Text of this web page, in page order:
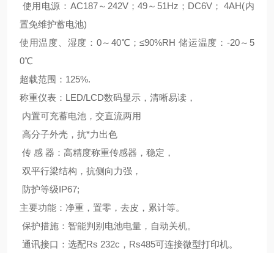
使用电源：AC187～242V；49～51Hz；DC6V； 4AH(内
置免维护蓄电池)
使用温度、湿度：0～40℃；≤90%RH 储运温度：-20～5
0℃
超载范围：125%.
称重仪表：LED/LCD数码显示，清晰易读，
内置可充蓄电池，交直流两用
高分子外壳，抗*力出色
传 感 器：高精度称重传感器，稳定，
双平行梁结构，抗侧向力强，
防护等级IP67;
主要功能：净重，置零，去皮，累计等。
保护措施：智能判别电池电量，自动关机。
通讯接口：选配Rs 232c，Rs485可连接微型打印机。